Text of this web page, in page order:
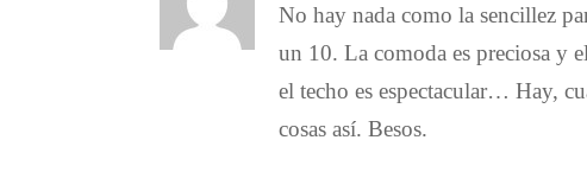
No hay nada como la sencillez
un 10. La comoda es preciosa y
el techo es espectacular… Hay,
cosas así. Besos.